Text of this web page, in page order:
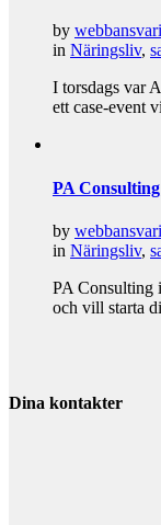
by
in Näringsliv,
I torsdags var
ett case-event
PA
by
in Näringsliv,
PA Consulting
och vill starta
Dina kontakter